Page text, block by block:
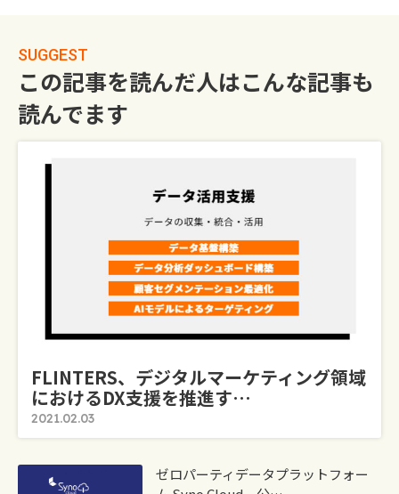
SUGGEST
この記事を読んだ人はこんな記事も
読んでます
FLINTERS、デジタルマーケティング領域
におけるDX支援を推進す…
2021.02.03
ゼロパーティデータプラットフォー